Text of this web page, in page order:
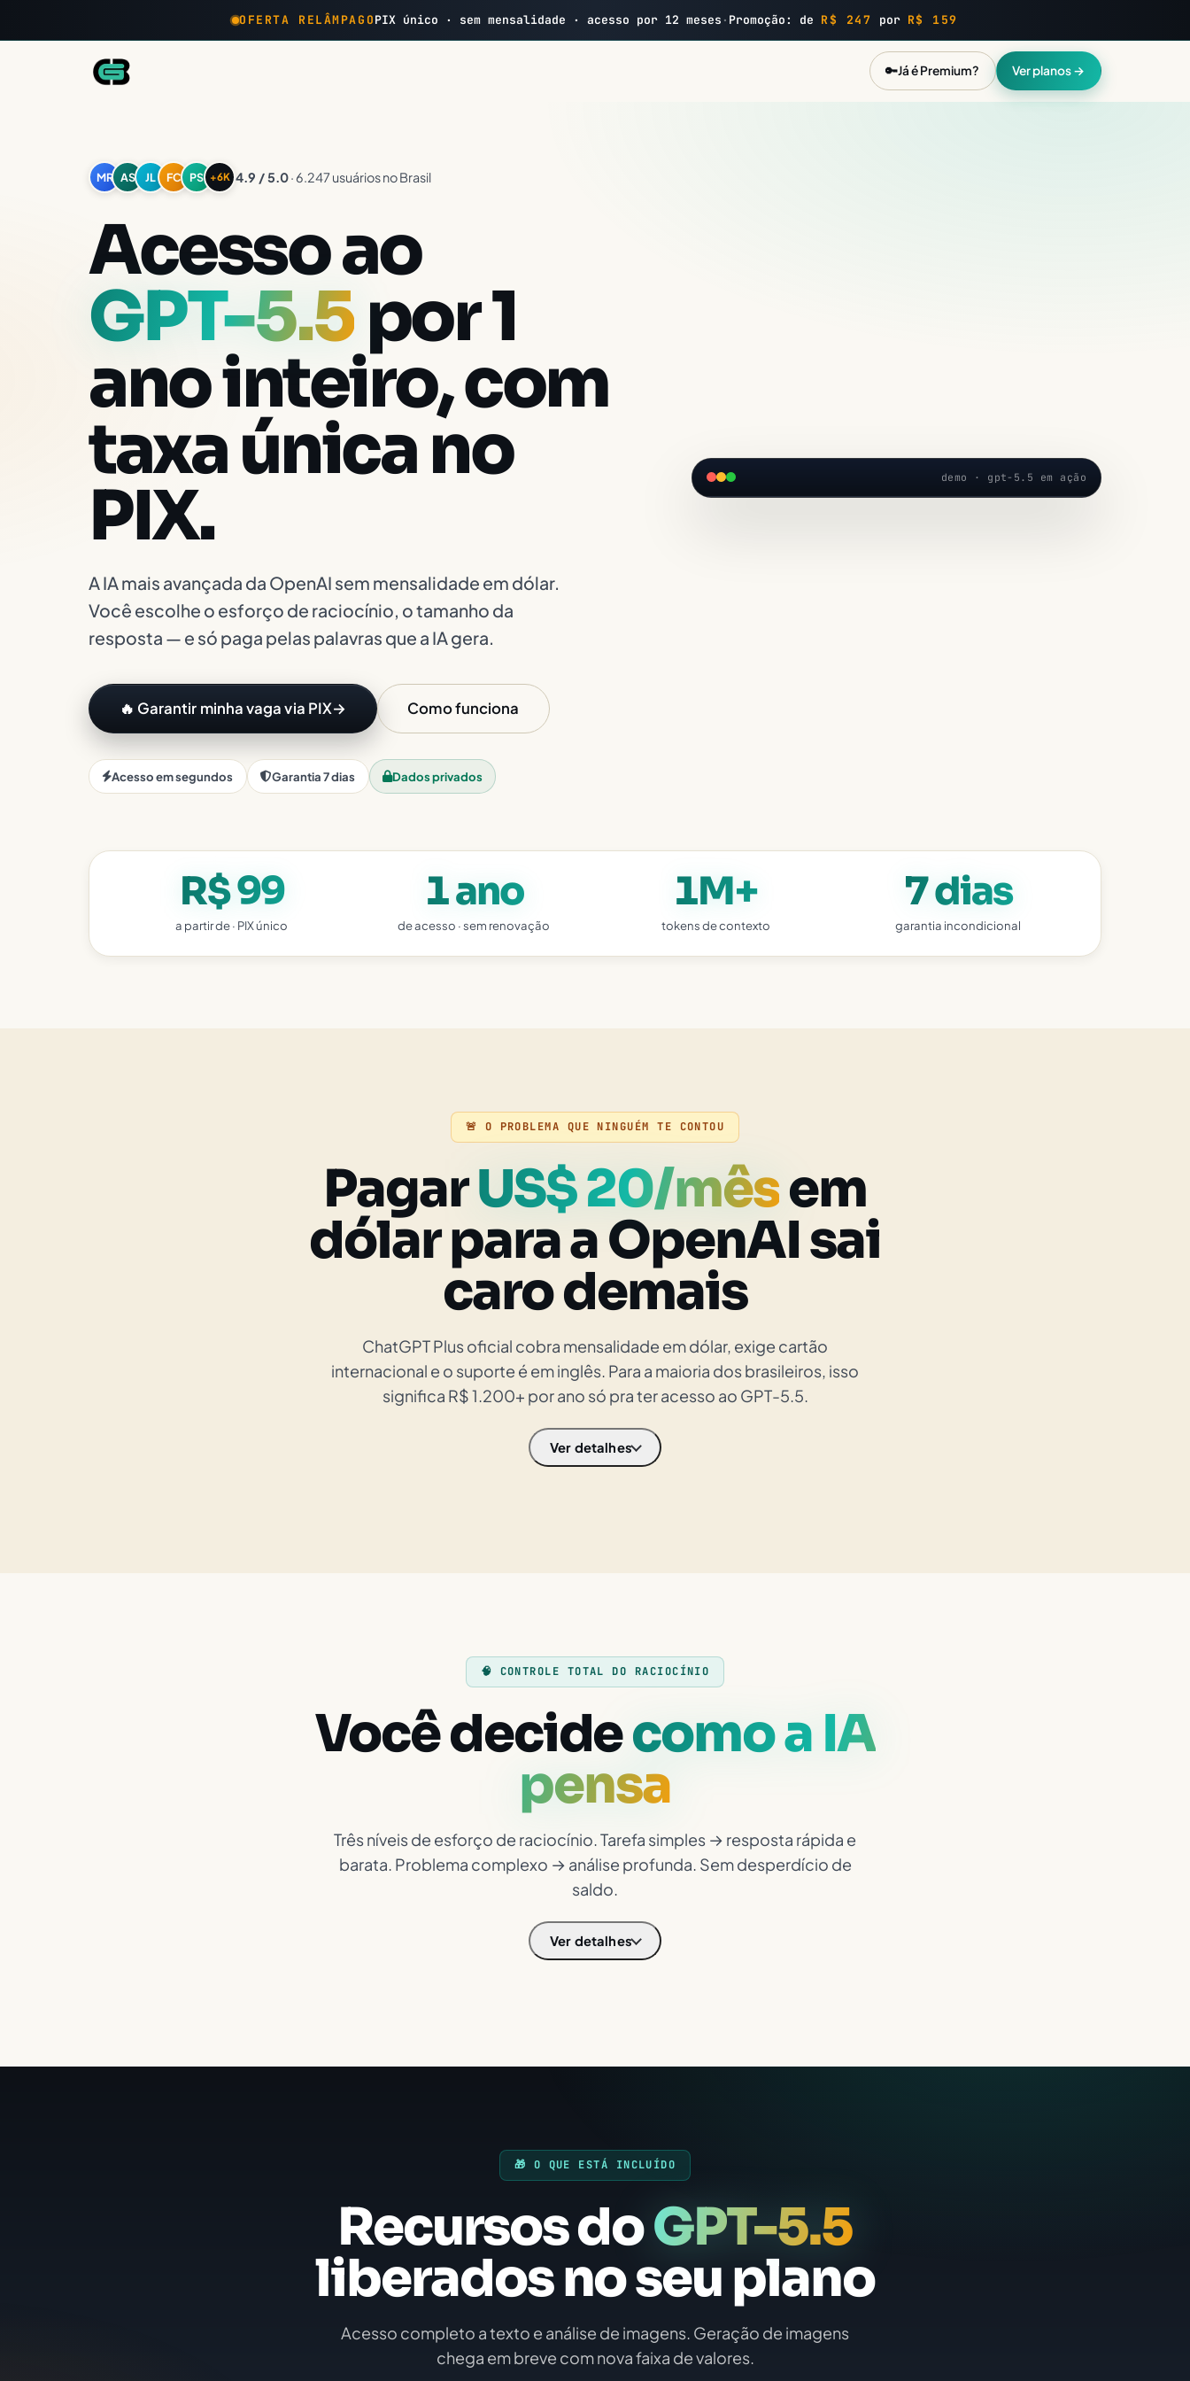
OFERTA RELÂMPAGOPIX único · sem mensalidade · acesso por 12 meses · Promoção: de R$ 247 por R$ 159
🔑Já é Premium? Ver planos →
MR AS JL FC PS +6K 4.9 / 5.0· 6.247 usuários no Brasil
Acesso ao
GPT-5.5por 1
ano inteiro, com
taxa única no
PIX.
A IA mais avançada da OpenAI sem mensalidade em dólar.
Você escolhe o esforço de raciocínio, o tamanho da
resposta — e só paga pelas palavras que a IA gera.
🔥 Garantir minha vaga via PIX→ Como funciona
Acesso em segundos Garantia 7 dias Dados privados
demo · gpt-5.5 em ação
R$ 99
a partir de · PIX único
1 ano
de acesso · sem renovação
1M+
tokens de contexto
7 dias
garantia incondicional
🚨 O PROBLEMA QUE NINGUÉM TE CONTOU
PagarUS$ 20/mêsem
dólar para a OpenAI sai
caro demais
ChatGPT Plus oficial cobra mensalidade em dólar, exige cartão
internacional e o suporte é em inglês. Para a maioria dos brasileiros, isso
significa R$ 1.200+ por ano só pra ter acesso ao GPT-5.5.
Ver detalhes
🧠 CONTROLE TOTAL DO RACIOCÍNIO
Você decidecomo a IA
pensa
Três níveis de esforço de raciocínio. Tarefa simples → resposta rápida e
barata. Problema complexo → análise profunda. Sem desperdício de
saldo.
Ver detalhes
🎁 O QUE ESTÁ INCLUÍDO
Recursos doGPT-5.5
liberados no seu plano
Acesso completo a texto e análise de imagens. Geração de imagens
chega em breve com nova faixa de valores.